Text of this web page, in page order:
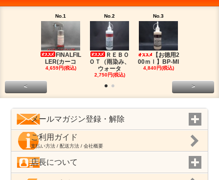
No.1
FINALFIL
LER(カーコ
4,659円(税込)
No.2
ＲＥＢＯ
ＯＴ（雨染み、
ウォータ
2,750円(税込)
No.3
【お徳用2
00ｍｌ】BP-MI
4,840円(税込)
< >
メールマガジン登録・解除
ご利用ガイド
支払い方法 / 配送方法 / 会社概要
店長について